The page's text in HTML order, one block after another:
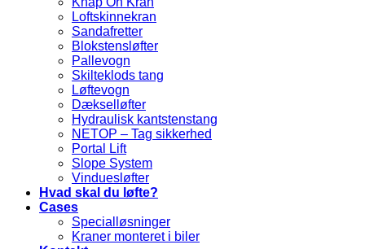
Loftskinnekran
Sandafretter
Blokstensløfter
Pallevogn
Skilteklods tang
Løftevogn
Dækselløfter
Hydraulisk kantstenstang
NETOP – Tag sikkerhed
Portal Lift
Slope System
Vinduesløfter
Hvad skal du løfte?
Cases
Specialløsninger
Kraner monteret i biler